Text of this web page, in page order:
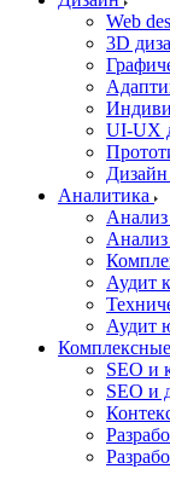
Web
3D
UI‑UX
Аналитика
Анализ
Аудит
Аудит
SEO и
SEO и